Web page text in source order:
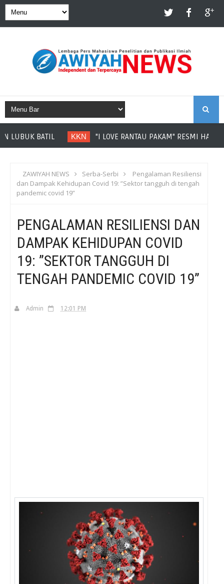
BATIL KKN "I LOVE RANTAU PAKAM" RESMI HADIR
ZAWIYAH NEWS Serba-Serbi
Pengalaman Resiliensi
dan Dampak Kehidupan Covid 19: ”Sektor tangguh di tengah
pandemic covid 19”
PENGALAMAN RESILIENSI DAN
DAMPAK KEHIDUPAN COVID
19: ”SEKTOR TANGGUH DI
TENGAH PANDEMIC COVID 19”
Admin 12:01 PM